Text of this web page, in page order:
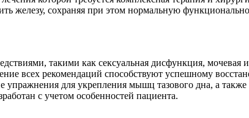
железу, сохраняя при этом нормальную
такими как сексуальная дисфункция, мочевая
всех рекомендаций способствуют успешному
для укрепления мышц тазового дна, а
с учетом особенностей пациента.